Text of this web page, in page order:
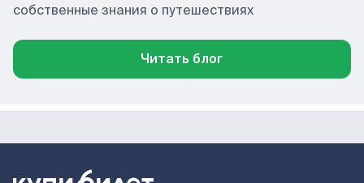
собственные знания о путешествиях
Читать блог